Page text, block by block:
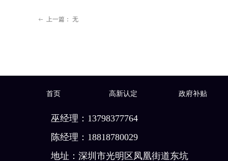
ꂃ 上一篇： 无
首页 高新认定 政府补贴
巫经理：13798377764
陈经理：18818780029
地址：深圳市光明区凤凰街道东坑